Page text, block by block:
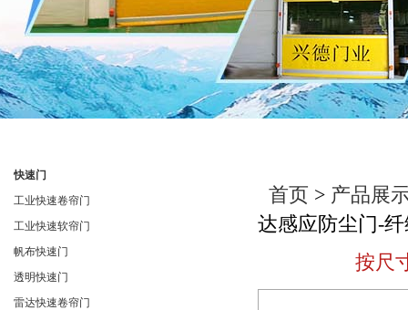
首页 > 产品展
达感应防尘门-
按尺
快速门
工业快速卷帘门
工业快速软帘门
帆布快速门
透明快速门
雷达快速卷帘门